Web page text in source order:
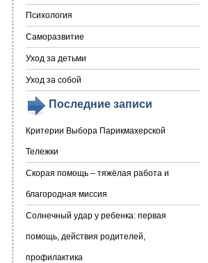
Психология
Саморазвитие
Уход за детьми
Уход за собой
Последние записи
Критерии Выбора Парикмахерской
Тележки
Скорая помощь – тяжёлая работа и
благородная миссия
Солнечный удар у ребенка: первая
помощь, действия родителей,
профилактика